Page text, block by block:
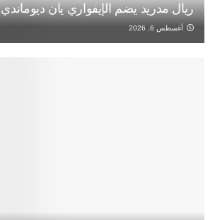
ريال مدريد يضم الإيفواري يان ديوماندي
أغسطس 6, 2026